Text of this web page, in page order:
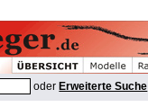
oder Erweiterte Suche